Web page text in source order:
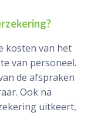
kosten van het
van personeel.
de afspraken
Ook na
uitkeert,